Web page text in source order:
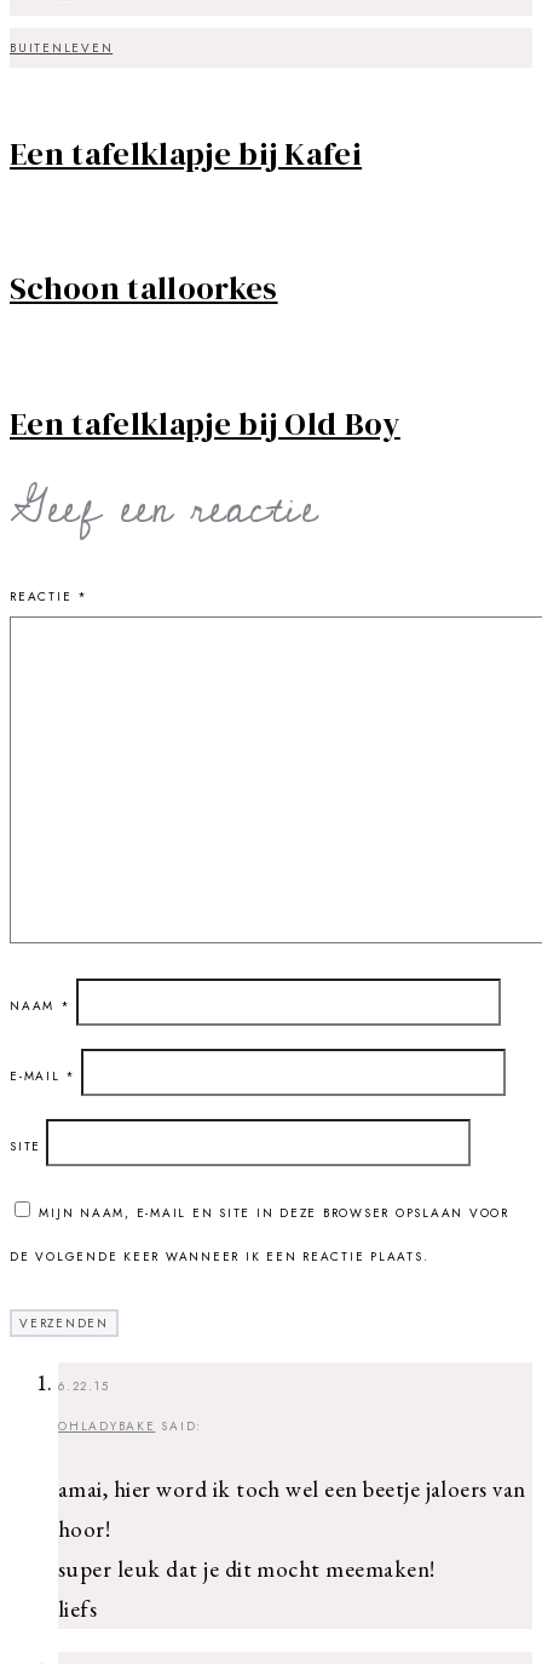
BUITENLEVEN
Een tafelklapje bij Kafei
Schoon talloorkes
Een tafelklapje bij Old Boy
Geef een reactie
REACTIE *
NAAM *
E-MAIL *
SITE
MIJN NAAM, E-MAIL EN SITE IN DEZE BROWSER OPSLAAN VOOR
DE VOLGENDE KEER WANNEER IK EEN REACTIE PLAATS.
6.22.15
OHLADYBAKE SAID:
amai, hier word ik toch wel een beetje jaloers van
hoor!
super leuk dat je dit mocht meemaken!
liefs